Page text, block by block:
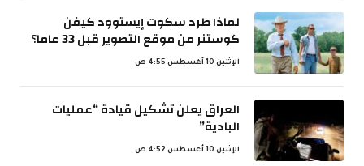
لماذا طرد سكوت إيستوود كيفن
كوستنر من موقع التصوير قبل 33 عاما؟
الإثنين 10 أغسطس 4:55 ص
العراق يعلن تشكيل قيادة “عمليات
البادية”
الإثنين 10 أغسطس 4:52 ص